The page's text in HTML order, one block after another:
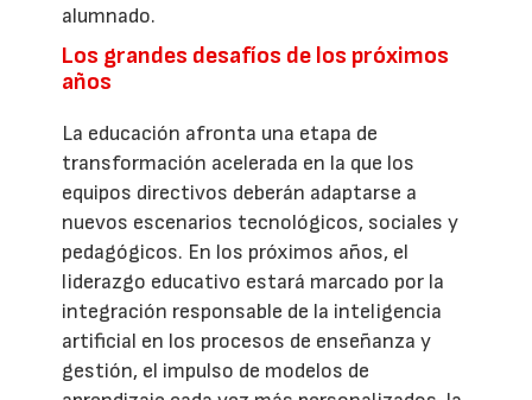
alumnado.
Los grandes desafíos de los próximos
años
La educación afronta una etapa de
transformación acelerada en la que los
equipos directivos deberán adaptarse a
nuevos escenarios tecnológicos, sociales y
pedagógicos. En los próximos años, el
liderazgo educativo estará marcado por la
integración responsable de la inteligencia
artificial en los procesos de enseñanza y
gestión, el impulso de modelos de